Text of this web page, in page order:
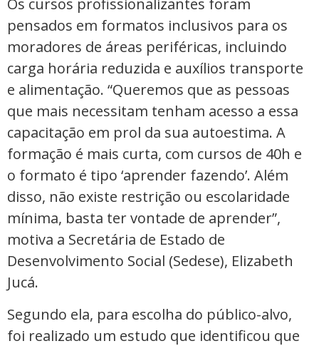
Os cursos profissionalizantes foram
pensados em formatos inclusivos para os
moradores de áreas periféricas, incluindo
carga horária reduzida e auxílios transporte
e alimentação. “Queremos que as pessoas
que mais necessitam tenham acesso a essa
capacitação em prol da sua autoestima. A
formação é mais curta, com cursos de 40h e
o formato é tipo ‘aprender fazendo’. Além
disso, não existe restrição ou escolaridade
mínima, basta ter vontade de aprender”,
motiva a Secretária de Estado de
Desenvolvimento Social (Sedese), Elizabeth
Jucá.
Segundo ela, para escolha do público-alvo,
foi realizado um estudo que identificou que